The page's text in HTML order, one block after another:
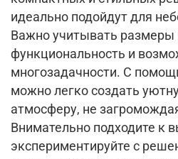
идеально подойдут для
Важно учитывать размеры
функциональность и
многозадачности. С
можно легко создать
атмосферу, не
Внимательно подходите к
экспериментируйте с